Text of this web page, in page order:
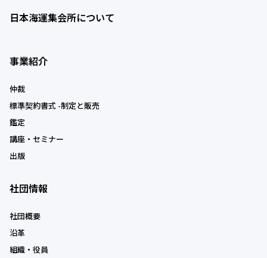
日本海運集会所について
事業紹介
仲裁
標準契約書式 -制定と販売
鑑定
講座・セミナー
出版
社団情報
社団概要
沿革
組織・役員